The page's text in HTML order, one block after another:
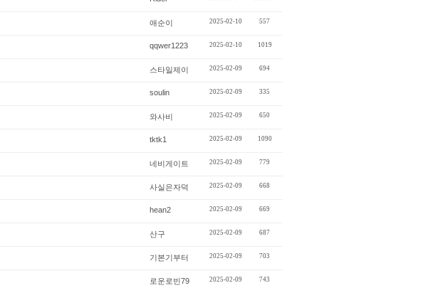
애순이 2025-02-10 557
qqwer1223 2025-02-10 1019
스타일제이 2025-02-09 694
soulin 2025-02-09 335
와사비 2025-02-09 650
tktk1 2025-02-09 1090
네비게이트 2025-02-09 779
사실은자덕 2025-02-09 668
hean2 2025-02-09 669
산구 2025-02-09 687
기본기부터 2025-02-09 703
로운로빈79 2025-02-09 743